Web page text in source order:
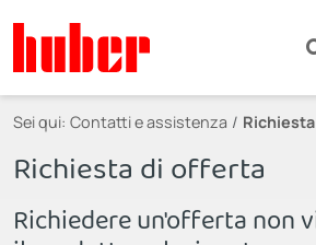
Sei qui: Contatti e assistenza
Richiesta di offerta
Richiedere un'offerta non